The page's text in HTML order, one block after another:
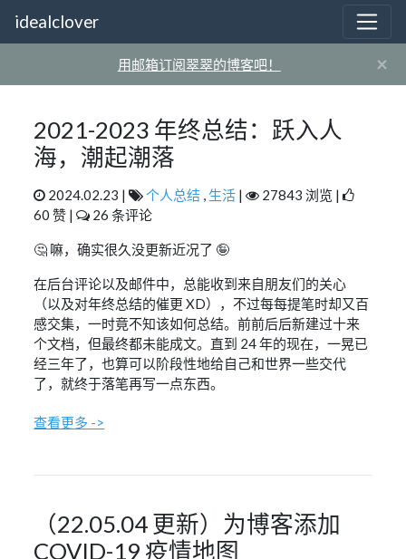
idealclover
用邮箱订阅翠翠的博客吧！ ×
2021-2023 年终总结：跃入人
海，潮起潮落
2024.02.23 | 个人总结 , 生活 |
27843 浏览 |
60 赞 |
26 条评论
🤔 嘛，确实很久没更新近况了 🤪
在后台评论以及邮件中，总能收到来自朋友们的关心
（以及对年终总结的催更 XD），不过每每提笔时却又百
感交集，一时竟不知该如何总结。前前后后新建过十来
个文档，但最终都未能成文。直到 24 年的现在，一晃已
经三年了，也算可以阶段性地给自己和世界一些交代
了，就终于落笔再写一点东西。
查看更多 ->
（22.05.04 更新）为博客添加
COVID-19 疫情地图